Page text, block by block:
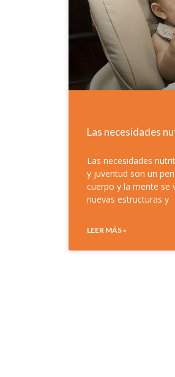
Las necesidades
Las necesidades
y juventud son un
cuerpo y la mente se
nuevas estructuras y
LEER MÁS »